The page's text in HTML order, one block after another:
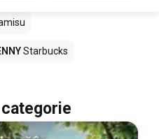
Starbucks